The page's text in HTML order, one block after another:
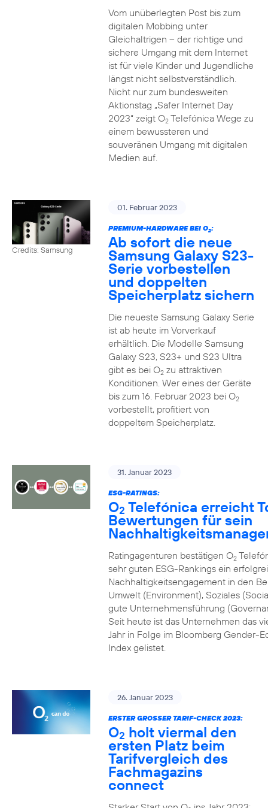
Vom unüberlegten Post bis zum
digitalen Mobbing unter
Gleichaltrigen – der richtige und
sichere Umgang mit dem Internet
ist für viele Kinder und Jugendliche
längst nicht selbstverständlich.
Nicht nur zum bundesweiten
Aktionstag „Safer Internet Day
2023“ zeigt O2Telefónica Wege zu
einem bewussteren und
souveränen Umgang mit digitalen
Medien auf.
Credits: Samsung
01. Februar 2023
PREMIUM-HARDWARE BEI O2:
Ab sofort die neue
Samsung Galaxy S23-
Serie vorbestellen
und doppelten
Speicherplatz sichern
Die neueste Samsung Galaxy Serie
ist ab heute im Vorverkauf
erhältlich. Die Modelle Samsung
Galaxy S23, S23+ und S23 Ultra
gibt es bei O2zu attraktiven
Konditionen. Wer eines der Geräte
bis zum 16. Februar 2023 bei O2
vorbestellt, profitiert von
doppeltem Speicherplatz.
31. Januar 2023
ESG-RATINGS:
O2 Telefónica erreicht
Bewertungen für sein
Ratingagenturen bestätigen O2
sehr guten ESG-Rankings ein
Nachhaltigkeitsengagement in den
Umwelt (Environment), Soziales
gute Unternehmensführung
Seit heute ist das Unternehmen das
Jahr in Folge im Bloomberg Gender-
Index gelistet.
26. Januar 2023
ERSTER GROSSER TARIF-CHECK 2023:
O2 holt viermal den
ersten Platz beim
Tarifvergleich des
Fachmagazins
connect